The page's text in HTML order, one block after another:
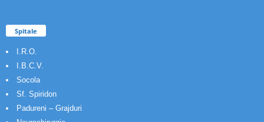
Spitale
I.R.O.
I.B.C.V.
Socola
Sf. Spiridon
Padureni – Grajduri